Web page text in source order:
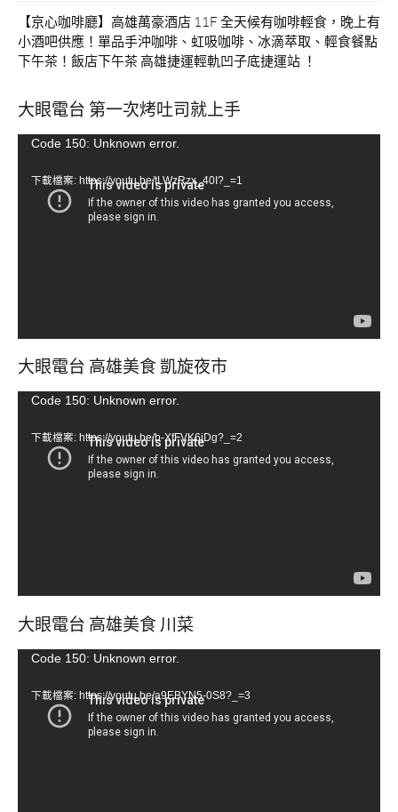
【京心咖啡廳】高雄萬豪酒店 11F 全天候有咖啡輕食，晚上有
小酒吧供應！單品手沖咖啡、虹吸咖啡、冰滴萃取、輕食餐點
下午茶！飯店下午茶 高雄捷運輕軌凹子底捷運站 ！
大眼電台 第一次烤吐司就上手
視Code 150: Unknown error.
下載檔案: https://youtu.be/tLWzRzx_40I?_=1
大眼電台 高雄美食 凱旋夜市
視Code 150: Unknown error.
下載檔案: https://youtu.be/b-XfFVK6jDg?_=2
大眼電台 高雄美食 川菜
視Code 150: Unknown error.
下載檔案: https://youtu.be/a9EBYN5-0S8?_=3